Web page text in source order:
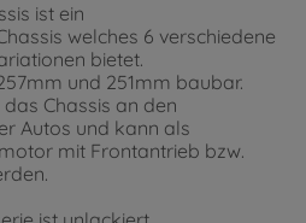
ist ein
welches 6 verschiedene
bietet.
und 251mm baubar.
Chassis an den
Autos und kann als
mit Frontantrieb bzw.